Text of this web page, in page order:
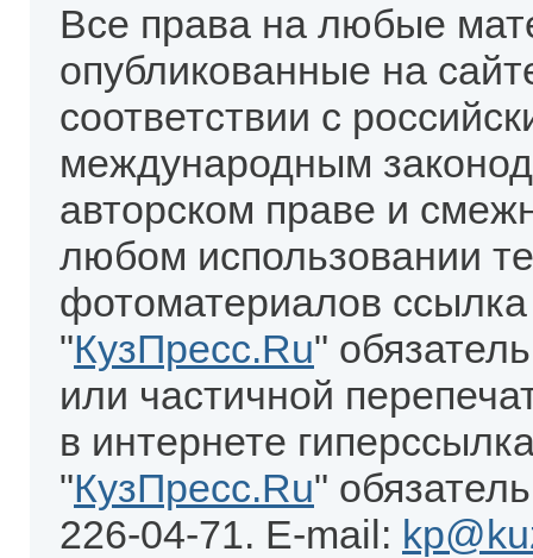
Все права на любые
опубликованные на
соответствии с
международным
авторском праве и
любом использовании
фотоматериалов
"КузПресс.Ru"
или частичной
в интернете
"КузПресс.Ru"
226-04-71. E-mail: